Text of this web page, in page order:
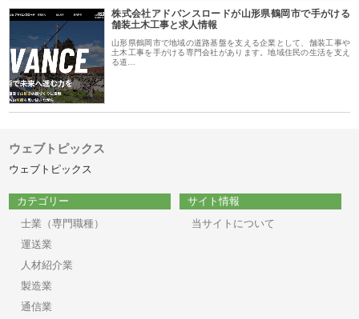
株式会社アドバンスロードが山形県鶴岡市で手がける
舗装土木工事と求人情報
山形県鶴岡市で地域の道路基盤を支える企業として、舗装工事や
土木工事を手がける専門会社があります。地域住民の生活を支え
る道…
ウェブトピックス
ウェブトピックス
カテゴリー
士業（専門職種）
運送業
人材紹介業
製造業
通信業
サイト情報
当サイトについて